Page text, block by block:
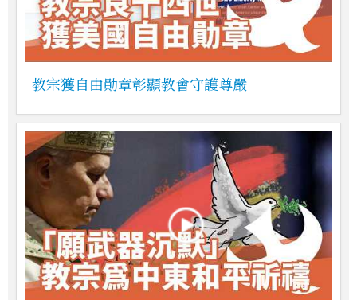
教宗獲自由勛章彰顯教會守護尊嚴